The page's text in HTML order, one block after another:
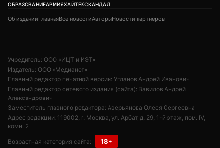
ОБРАЗОВАНИЕАРМИЯХАЙТЕКСКАНДАЛ
Об изданииГлавнаяВсе новостиАвторыНовости партнеров
Учредитель: ООО «ИЦТ и ИЭТ»
Издатель: ООО «Медианет»
Главный редактор печатной версии: Угланов Андрей Иванович
Главный редактор сетевого издания (сайта): Вавилов Андрей
Александрович
Заместитель главного редактора: Аверьянова Олеся Сергеевна
Адрес редакции: 119002, г. Москва, ул. Арбат, д. 29, 1-й этаж, пом. IV,
комн. 2
Возрастная категория сайта: 18+